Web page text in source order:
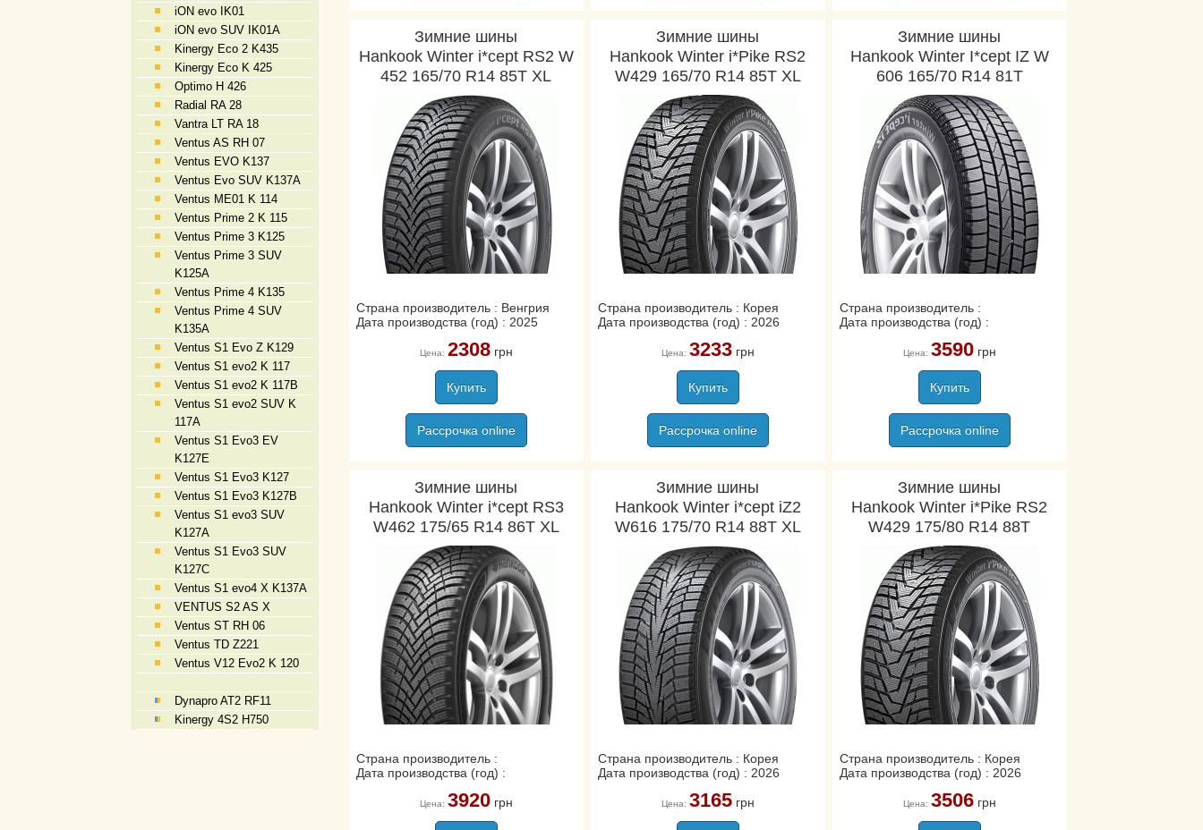
iON evo IK01
iON evo SUV IK01A
Kinergy Eco 2 K435
Kinergy Eco K 425
Optimo H 426
Radial RA 28
Vantra LT RA 18
Ventus AS RH 07
Ventus EVO K137
Ventus Evo SUV K137A
Ventus ME01 K 114
Ventus Prime 2 K 115
Ventus Prime 3 K125
Ventus Prime 3 SUV
K125A
Ventus Prime 4 K135
Ventus Prime 4 SUV
K135A
Ventus S1 Evo Z K129
Ventus S1 evo2 K 117
Ventus S1 evo2 K 117B
Ventus S1 evo2 SUV K
117A
Ventus S1 Evo3 EV
K127E
Ventus S1 Evo3 K127
Ventus S1 Evo3 K127B
Ventus S1 evo3 SUV
K127A
Ventus S1 Evo3 SUV
K127C
Ventus S1 evo4 X K137A
VENTUS S2 AS X
Ventus ST RH 06
Ventus TD Z221
Ventus V12 Evo2 K 120
Dynapro AT2 RF11
Kinergy 4S2 H750
Зимние шины
Hankook Winter i*cept RS2 W
452 165/70 R14 85T XL
Страна производитель : Венгрия
Дата производства (год) : 2025
Цена: 2308грн
Купить
Рассрочка online
Зимние шины
Hankook Winter i*Pike RS2
W429 165/70 R14 85T XL
Страна производитель : Корея
Дата производства (год) : 2026
Цена: 3233грн
Купить
Рассрочка online
Зимние шины
Hankook Winter I*cept IZ W
606 165/70 R14 81T
Страна производитель :
Дата производства (год) :
Цена: 3590грн
Купить
Рассрочка online
Зимние шины
Hankook Winter i*cept RS3
W462 175/65 R14 86T XL
Страна производитель :
Дата производства (год) :
Цена: 3920грн
Зимние шины
Hankook Winter i*cept iZ2
W616 175/70 R14 88T XL
Страна производитель : Корея
Дата производства (год) : 2026
Цена: 3165грн
Зимние шины
Hankook Winter i*Pike RS2
W429 175/80 R14 88T
Страна производитель : Корея
Дата производства (год) : 2026
Цена: 3506грн